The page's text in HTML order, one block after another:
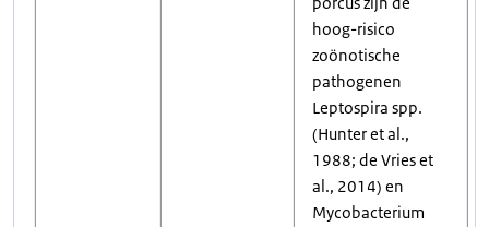
hoog-risico
zoönotische
pathogenen
Leptospira spp.
(Hunter et al.,
1988; de Vries et
al., 2014) en
Mycobacterium